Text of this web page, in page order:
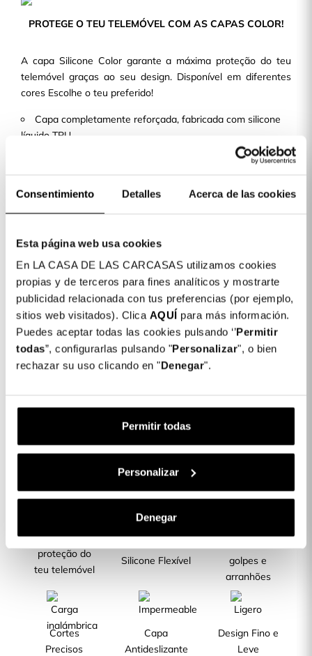
Consentimiento Detalles Acerca de las cookies
Esta página web usa cookies
En LA CASA DE LAS CARCASAS utilizamos cookies
propias y de terceros para fines analíticos y mostrarte
publicidad relacionada con tus preferencias (por ejemplo,
sitios web visitados). Clica AQUÍ para más información.
Puedes aceptar todas las cookies pulsando ‘’Permitir
todas”, configurarlas pulsando "Personalizar", o bien
rechazar su uso clicando en "Denegar".
Permitir todas
Personalizar
Denegar
PROTEGE O TEU TELEMÓVEL COM AS CAPAS COLOR!
A capa Silicone Color garante a máxima proteção do teu
telemóvel graças ao seu design. Disponível em diferentes
cores Escolhe o teu preferido!
Capa completamente reforçada, fabricada com silicone
líquido TPU.
Design fino e leve, de maneira que não aporta volume
permite o acesso a todos os botões e portas.
ti!
Detalhes do produto
Cor: Preto
COLORES DISPONIBLES
Preto
CARACTERÍSTICAS DO PRODUTO
Máxima
proteção do
teu telemóvel
Silicone Flexível
golpes e
arranhões
Cortes
Precisos
Capa
Antideslizante
Design Fino e
Leve